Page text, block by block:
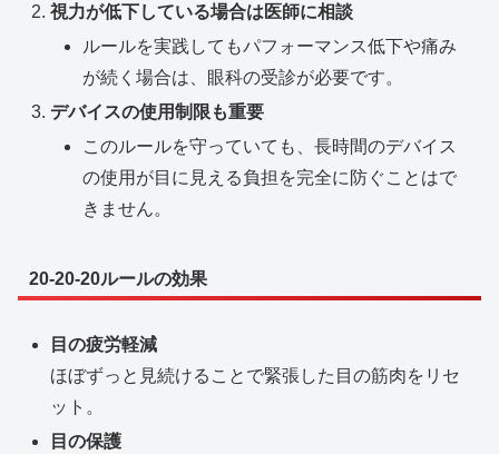
視力が低下している場合は医師に相談
ルールを実践してもパフォーマンス低下や痛み
が続く場合は、眼科の受診が必要です。
デバイスの使用制限も重要
このルールを守っていても、長時間のデバイス
の使用が目に見える負担を完全に防ぐことはで
きません。
20-20-20ルールの効果
目の疲労軽減
ほぼずっと見続けることで緊張した目の筋肉をリセ
ット。
目の保護